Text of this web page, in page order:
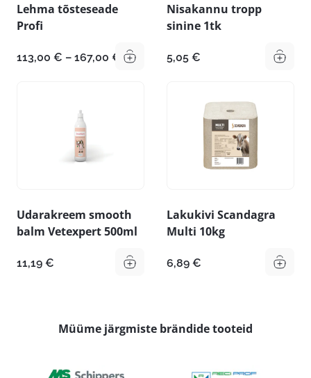
Lehma tõsteseade
Profi
113,00 € – 167,00 €
Hinnavahemik:
Nisakannu tropp
sinine 1tk
5,05 €
Udarakreem smooth
balm Vetexpert 500ml
11,19 €
Lakukivi Scandagra
Multi 10kg
6,89 €
Müüme järgmiste brändide tooteid